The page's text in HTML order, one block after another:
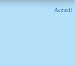
Accueil